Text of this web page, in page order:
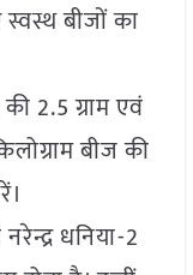
बीजों का
2.5 ग्राम एवं
बीज की
धनिया-2